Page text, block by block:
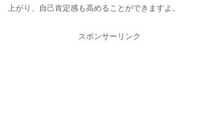
上がり、自己肯定感も高めることができますよ。
スポンサーリンク